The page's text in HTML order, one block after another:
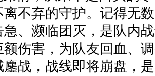
离不弃的守护。记得无
、濒临团灭，是队内
伤害，为队友回血、
鏖战，战线即将崩盘，